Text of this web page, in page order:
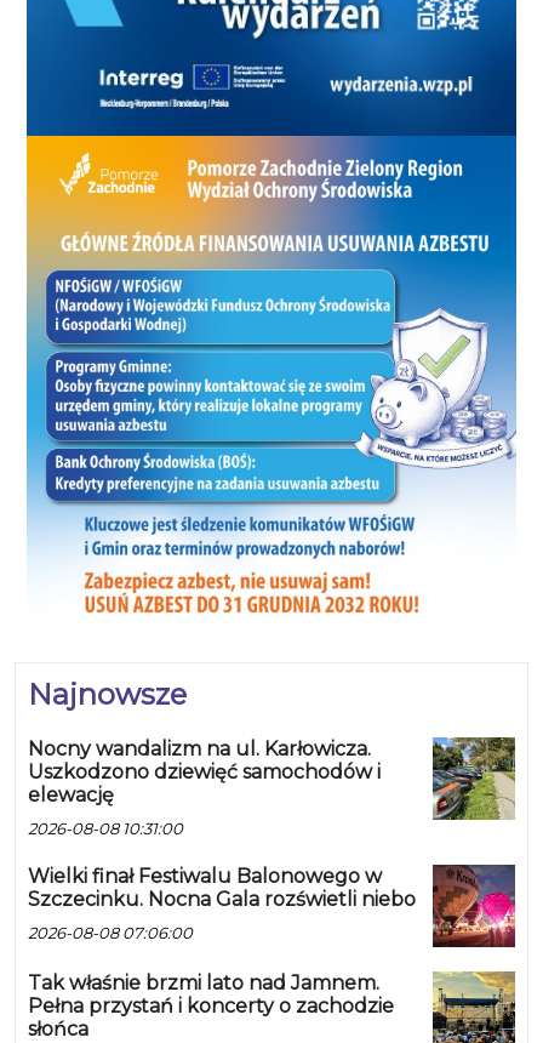
Najnowsze
Nocny wandalizm na ul. Karłowicza.
Uszkodzono dziewięć samochodów i
elewację
2026-08-08 10:31:00
Wielki finał Festiwalu Balonowego w
Szczecinku. Nocna Gala rozświetli niebo
2026-08-08 07:06:00
Tak właśnie brzmi lato nad Jamnem.
Pełna przystań i koncerty o zachodzie
słońca